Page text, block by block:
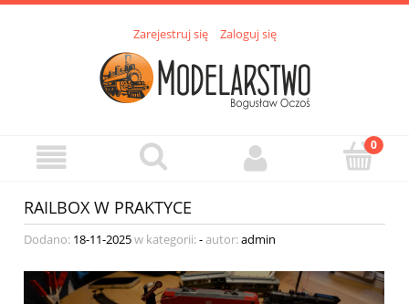
Zarejestruj się Zaloguj się
RAILBOX W PRAKTYCE
Dodano: 18-11-2025w kategorii:-autor:admin